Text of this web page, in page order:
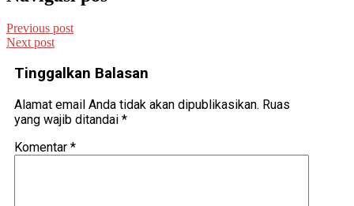
Previous post
Next post
Tinggalkan Balasan
Alamat email Anda tidak akan dipublikasikan. Ruas
yang wajib ditandai *
Komentar *